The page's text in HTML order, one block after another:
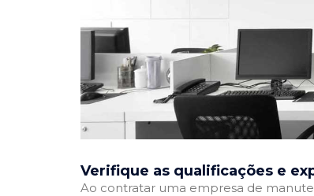
Verifique as qualificações e
Ao contratar uma empresa de